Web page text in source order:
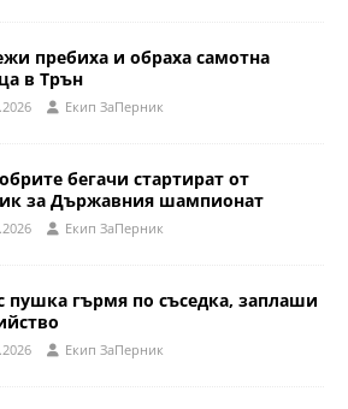
пребиха и обраха самотна
в Трън
Eкип ЗаПерник
бегачи стартират от
за Държавния шампионат
Eкип ЗаПерник
пушка гърмя по съседка, заплаши
Eкип ЗаПерник